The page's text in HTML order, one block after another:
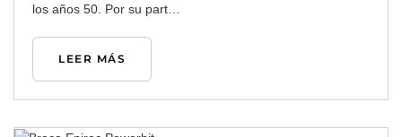
los años 50. Por su part…
LEER MÁS